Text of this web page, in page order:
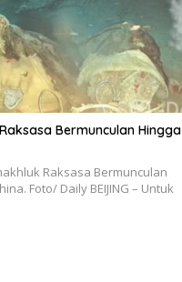
Bermunculan Hingga
Raksasa Bermunculan
Foto/ Daily BEIJING – Untuk